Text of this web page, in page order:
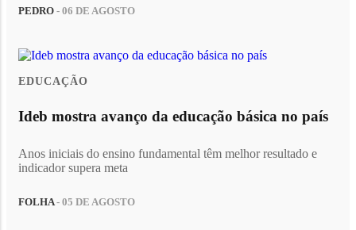
PEDRO - 06 DE AGOSTO
EDUCAÇÃO
Ideb mostra avanço da educação básica no país
Anos iniciais do ensino fundamental têm melhor resultado e
indicador supera meta
FOLHA- 05 DE AGOSTO